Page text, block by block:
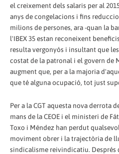
el creixement dels salaris per al
anys de congelacions i fins
milions de persones, ara -quan la
l'IBEX 35 estan reconeixent
resulta vergonyós i insultant que
costat de la patronal i el govern de
augment que, per a la majoria
que té alguna ocupació, tot just
Per a la CGT aquesta nova derrota
mans de la CEOE i el ministeri de
Toxo i Méndez han perdut
moviment obrer i la trajectòria de
sindicalisme reivindicatiu. Després